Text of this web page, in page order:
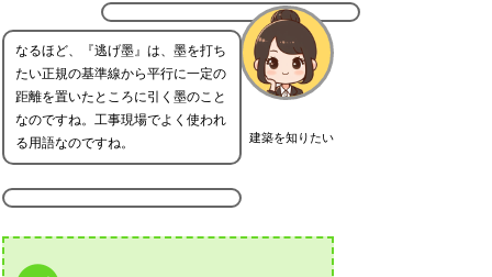
建築を知りたい
なるほど、『逃げ墨』は、墨を打ち
たい正規の基準線から平行に一定の
距離を置いたところに引く墨のこと
なのですね。工事現場でよく使われ
る用語なのですね。